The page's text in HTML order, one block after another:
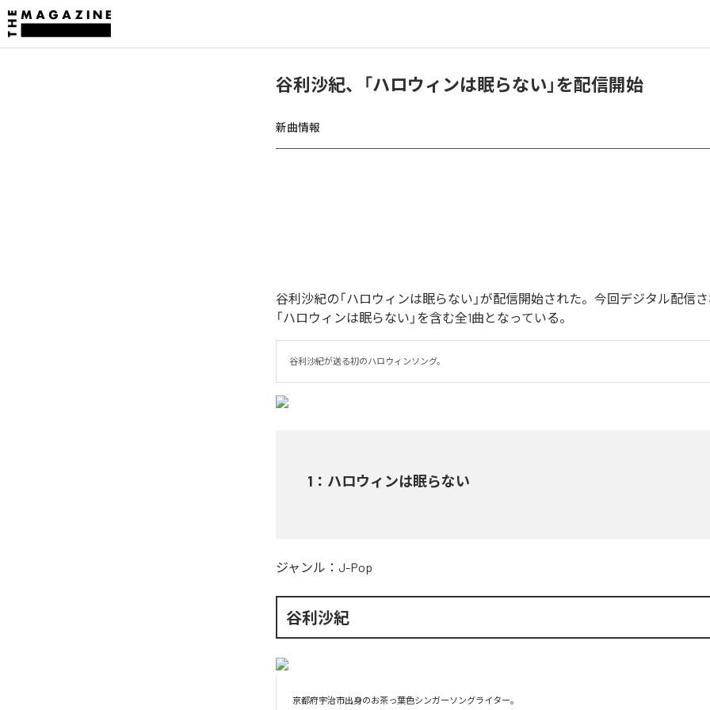
谷利沙紀、「ハロウィンは眠らない」を配信開始
新曲情報
谷利沙紀の「ハロウィンは眠らない」が配信開始された。今回デジタル配信
「ハロウィンは眠らない」を含む全1曲となっている。
谷利沙紀が送る初のハロウィンソング。
1 ： ハロウィンは眠らない
ジャンル： J-Pop
谷利沙紀
京都府宇治市出身のお茶っ葉色シンガーソングライター。